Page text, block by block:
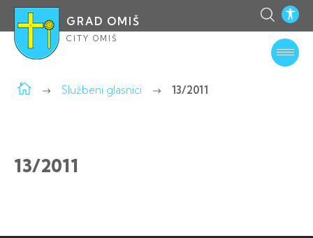
GRAD OMIŠ
CITY OMIŠ
Službeni glasnici 13/2011
13/2011